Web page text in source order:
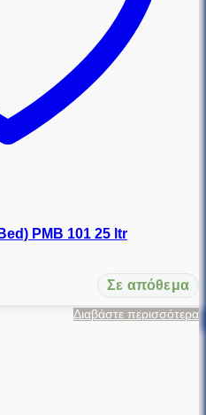
PMB 101 25 ltr
Σε απόθεμα
Διαβάστε περισσότερα